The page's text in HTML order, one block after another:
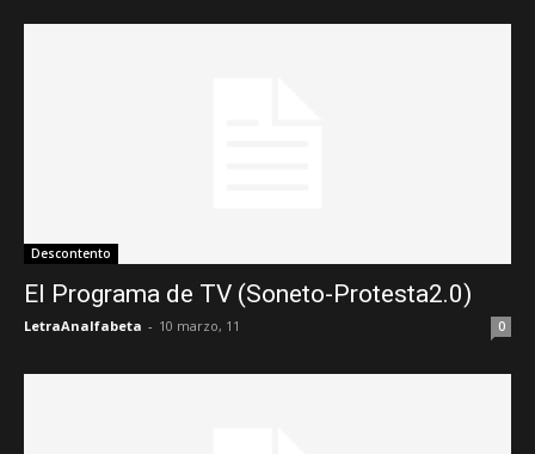
Descontento
El Programa de TV (Soneto-Protesta2.0)
LetraAnalfabeta - 10 marzo, 11 0